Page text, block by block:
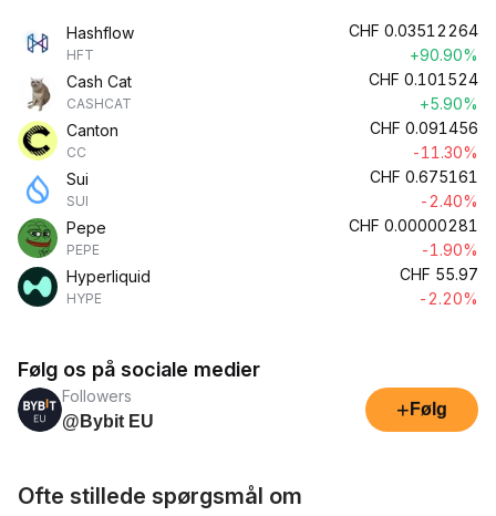
Hashflow
HFT
CHF 0.03512264
+90.90%
Cash Cat
CASHCAT
CHF 0.101524
+5.90%
Canton
CC
CHF 0.091456
-11.30%
Sui
SUI
CHF 0.675161
-2.40%
Pepe
PEPE
CHF 0.00000281
-1.90%
Hyperliquid
HYPE
CHF 55.97
-2.20%
Følg os på sociale medier
Followers
@Bybit EU
+ Følg
Ofte stillede spørgsmål om